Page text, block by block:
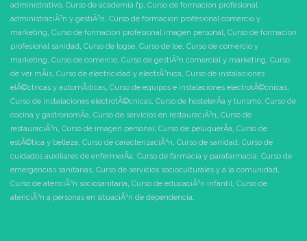
administrativo, Curso de academia fp, Curso de formacion profesional
administraciÃ³n y gestiÃ³n, Curso de formacion profesional comercio y
marketing, Curso de formacion profesional imagen personal, Curso de formacion
profesional sanidad, Curso de logse, Curso de loe, Curso de comercio y
marketing, Curso de comercio, Curso de gestiÃ³n comercial y marketing, Curso
de ver mÃ¡s, Curso de electricidad y electrÃ³nica, Curso de instalaciones
elÃ©ctricas y automÃ¡ticas, Curso de equipos e instalaciones electrotÃ©cnicas,
Curso de instalaciones electrotÃ©cnicas, Curso de hostelerÃ­a y turismo, Curso de
cocina y gastronomÃ­a, Curso de servicios en restauraciÃ³n, Curso de
restauraciÃ³n, Curso de imagen personal, Curso de peluquerÃ­a, Curso de
estÃ©tica y belleza, Curso de caracterizaciÃ³n, Curso de sanidad, Curso de
cuidados auxiliares de enfermerÃ­a, Curso de farmacia y parafarmacia, Curso de
emergencias sanitarias, Curso de servicios socioculturales y a la comunidad,
Curso de atenciÃ³n sociosanitaria, Curso de educaciÃ³n infantil, Curso de
atenciÃ³n a personas en situaciÃ³n de dependencia,